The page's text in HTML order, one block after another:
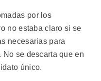
por los
no estaba claro si se
necesarias para
No se descarta que en
único.